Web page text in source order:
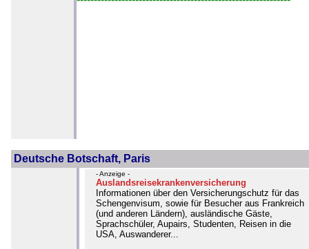
Deutsche Botschaft, Paris
- Anzeige -
Auslandsreisekrankenversicherung
Informationen über den Versicherungschutz für das
Schengenvisum, sowie für Besucher aus Frankreich
(und anderen Ländern), ausländische Gäste,
Sprachschüler, Aupairs, Studenten, Reisen in die
USA, Auswanderer...